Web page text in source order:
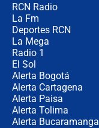
RCN Radio
La Fm
Deportes RCN
La Mega
Radio 1
El Sol
Alerta Bogotá
Alerta Cartagena
Alerta Paisa
Alerta Tolima
Alerta Bucaramanga